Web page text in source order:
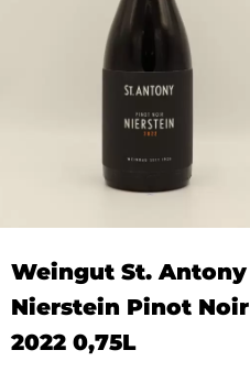
Weingut St. Antony
Nierstein Pinot Noir
2022 0,75L